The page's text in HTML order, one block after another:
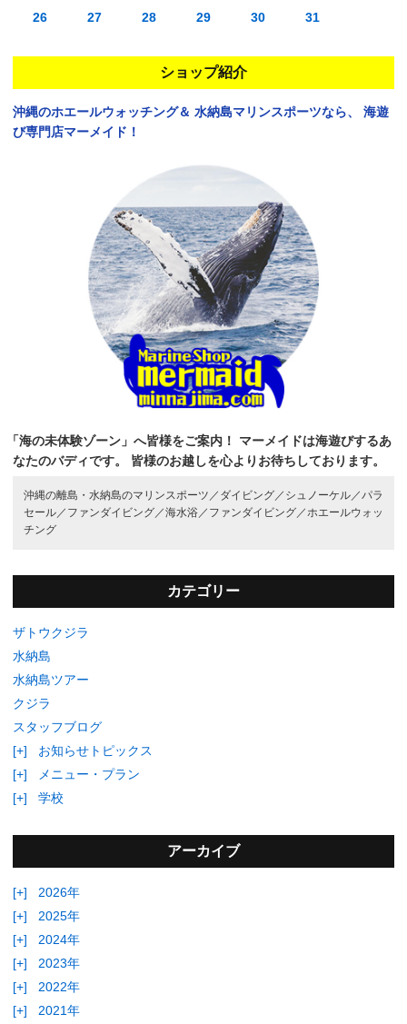
26 27 28 29 30 31
ショップ紹介
沖縄のホエールウォッチング＆ 水納島マリンスポーツなら、
海遊
び専門店マーメイド！
「海の未体験ゾーン」へ皆様をご案内！
マーメイドは海遊びするあ
なたのバディです。
皆様のお越しを心よりお待ちしております。
沖縄の離島・水納島のマリンスポーツ／ ダイビング／ シュノーケル／ パラ
セール／ ファンダイビング／海水浴／ ファンダイビング／ ホエールウォッ
チング
カテゴリー
ザトウクジラ
水納島
水納島ツアー
クジラ
スタッフブログ
[+]
お知らせトピックス
[+]
メニュー・プラン
[+]
学校
アーカイブ
[+]
2026年
[+]
2025年
[+]
2024年
[+]
2023年
[+]
2022年
[+]
2021年